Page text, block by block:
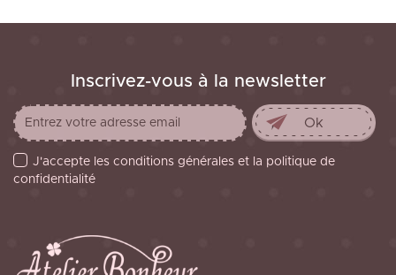
Inscrivez-vous à la newsletter
J'accepte les conditions générales et la politique de
confidentialité